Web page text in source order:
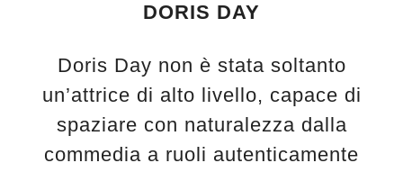
DORIS DAY
Doris Day non è stata soltanto
un’attrice di alto livello, capace di
spaziare con naturalezza dalla
commedia a ruoli autenticamente